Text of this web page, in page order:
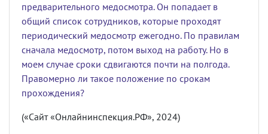
предварительного медосмотра. Он попадает в
общий список сотрудников, которые проходят
периодический медосмотр ежегодно. По правилам
сначала медосмотр, потом выход на работу. Но в
моем случае сроки сдвигаются почти на полгода.
Правомерно ли такое положение по срокам
прохождения?
(«Сайт «Онлайнинспекция.РФ», 2024)